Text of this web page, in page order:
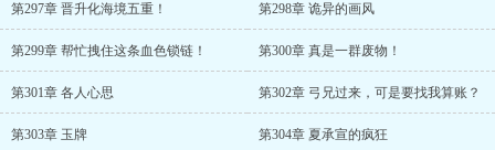
第297章 晋升化海境五重！ 第298章 诡异的画风
第299章 帮忙拽住这条血色锁链！ 第300章 真是一群废物！
第301章 各人心思 第302章 弓兄过来，可是要找我算账？
第303章 玉牌 第304章 夏承宣的疯狂